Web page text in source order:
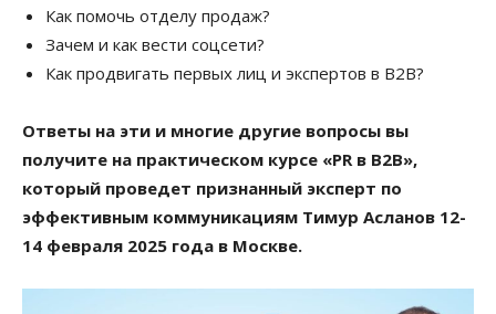
Как помочь отделу продаж?
Зачем и как вести соцсети?
Как продвигать первых лиц и экспертов в В2В?
Ответы на эти и многие другие вопросы вы
получите на практическом курсе «PR в В2В»,
который проведет признанный эксперт по
эффективным коммуникациям Тимур Асланов 12-
14 февраля 2025 года в Москве.